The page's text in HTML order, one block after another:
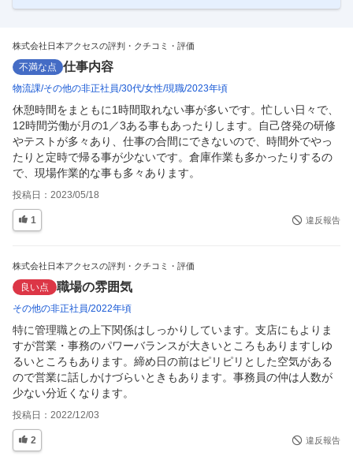
株式会社日本アクセスの評判・クチコミ・評価
不満な点 仕事内容
物流課 その他の非正社員 30代 女性 現職 2023年頃
休憩時間をまともに1時間取れない事が多いです。忙しい日々で、
12時間労働が月の1／3ある事もあったりします。自己啓発の研修
やテストが多々あり、仕事の合間にできないので、時間外でやっ
たりと定時で帰る事が少ないです。倉庫作業も多かったりするの
で、現場作業的な事も多々あります。
投稿日： 2023/05/18
1 違反報告
株式会社日本アクセスの評判・クチコミ・評価
良い点 職場の雰囲気
その他の非正社員 2022年頃
特に管理職との上下関係はしっかりしています。支店にもよりま
すが営業・事務のパワーバランスが大きいところもありますしゆ
るいところもあります。締め日の前はピリピリとした空気がある
ので営業に話しかけづらいときもあります。事務員の仲は人数が
少ない分近くなります。
投稿日： 2022/12/03
2 違反報告